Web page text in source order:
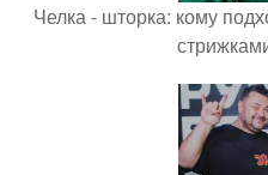
Челка - шторка: кому